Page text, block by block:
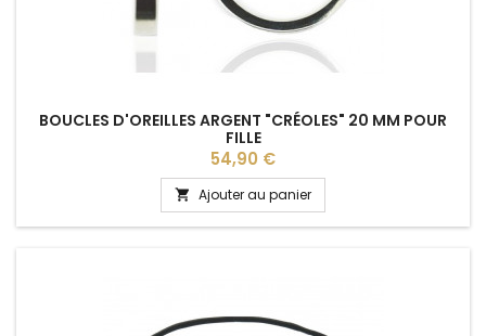
BOUCLES D'OREILLES ARGENT "CRÉOLES" 20 MM POUR
FILLE
Prix
54,90 €
 Ajouter au panier